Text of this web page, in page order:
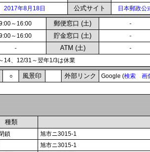
2017年8月18日 公式サイト 日本郵政公
～16:00 郵便窓口 (土) -
～16:00 貯金窓口 (土) -
- ATM (土) -
14、12/31～翌年1/3は休業
○ 風景印 外部リンク Google (検索 画
種類
鎖
旭市ニ3015-1
旭市ニ3015-1